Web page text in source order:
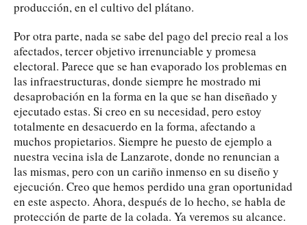
producción, en el cultivo del plátano.
Por otra parte, nada se sabe del pago del precio real a los
afectados, tercer objetivo irrenunciable y promesa
electoral. Parece que se han evaporado los problemas en
las infraestructuras, donde siempre he mostrado mi
desaprobación en la forma en la que se han diseñado y
ejecutado estas. Si creo en su necesidad, pero estoy
totalmente en desacuerdo en la forma, afectando a
muchos propietarios. Siempre he puesto de ejemplo a
nuestra vecina isla de Lanzarote, donde no renuncian a
las mismas, pero con un cariño inmenso en su diseño y
ejecución. Creo que hemos perdido una gran oportunidad
en este aspecto. Ahora, después de lo hecho, se habla de
protección de parte de la colada. Ya veremos su alcance.